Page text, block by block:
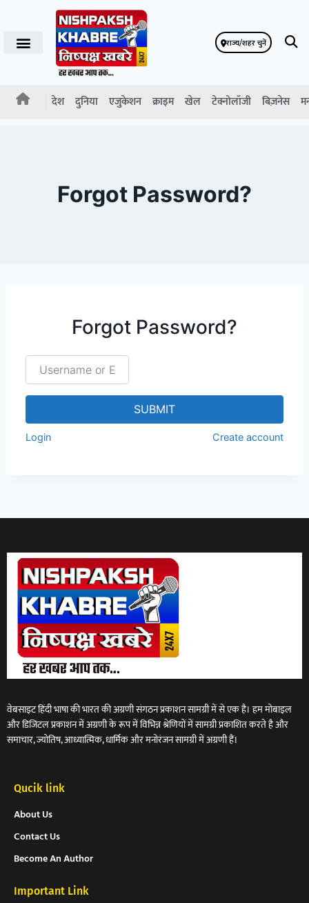
राज्य/शहर चुनें
देश दुनिया एजुकेशन क्राइम खेल टेक्नोलॉजी बिज़नेस
Forgot Password?
Forgot Password?
Username or Email
SUBMIT
Login Create account
वेबसाइट हिंदी भाषा की भारत की अग्रणी संगठन प्रकाशन सामग्री में से एक है। हम मोबाइल
और डिजिटल प्रकाशन में अग्रणी के रूप में विभिन्न श्रेणियों में सामग्री प्रकाशित करते है और
समाचार, ज्योतिष, आध्यात्मिक, धार्मिक और मनोरंजन सामग्री में अग्रणी हैं।
Qucik link
About Us
Contact Us
Become An Author
Important Link